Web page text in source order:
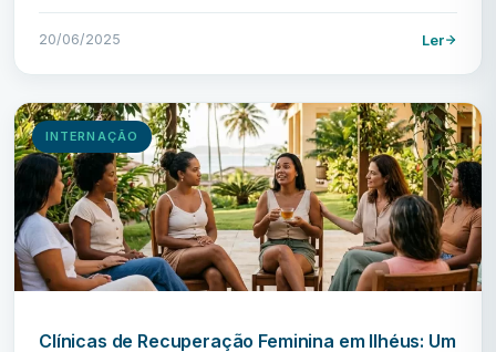
20/06/2025 Ler
INTERNAÇÃO
Clínicas de Recuperação Feminina em Ilhéus: Um